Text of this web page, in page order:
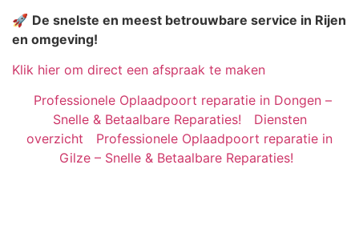
🚀 De snelste en meest betrouwbare service in Rijen
en omgeving!
Klik hier om direct een afspraak te maken
Professionele Oplaadpoort reparatie in Dongen –
Snelle & Betaalbare Reparaties!
Diensten
overzicht
Professionele Oplaadpoort reparatie in
Gilze – Snelle & Betaalbare Reparaties!